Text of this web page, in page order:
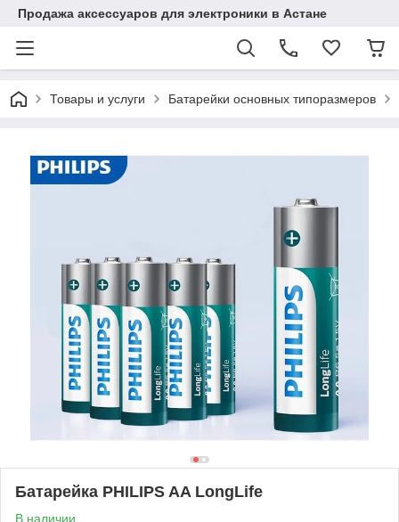
Продажа аксессуаров для электроники в Астане
Товары и услуги Батарейки основных типоразмеров
Батарейка PHILIPS AA LongLife
В наличии